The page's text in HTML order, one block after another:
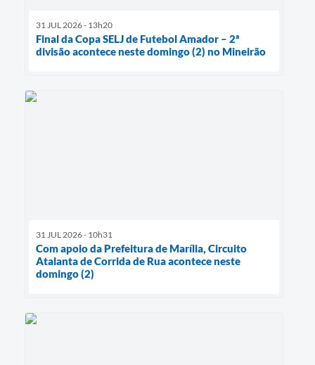
31 JUL 2026 - 13h20
Final da Copa SELJ de Futebol Amador – 2ª
divisão acontece neste domingo (2) no Mineirão
31 JUL 2026 - 10h31
Com apoio da Prefeitura de Marília, Circuito
Atalanta de Corrida de Rua acontece neste
domingo (2)